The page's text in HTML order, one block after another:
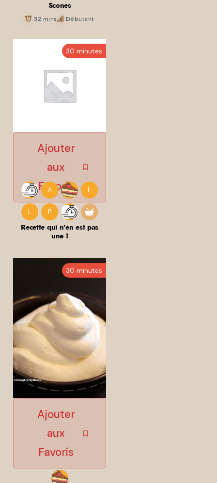
Scones
32 mins Débutant
30 minutes
A L
L P
Recette qui n’en est pas
une !
30 minutes